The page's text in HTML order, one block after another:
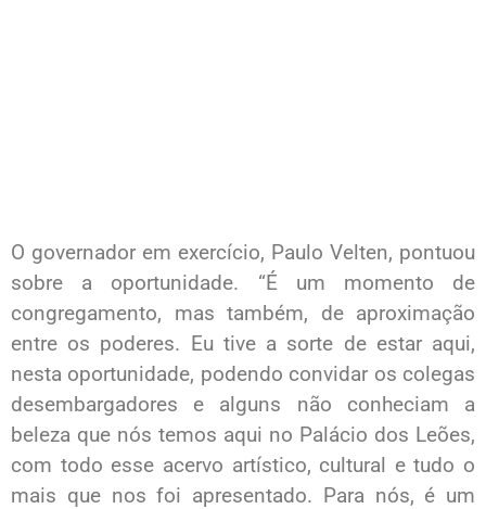
O governador em exercício, Paulo Velten, pontuou
sobre a oportunidade. “É um momento de
congregamento, mas também, de aproximação
entre os poderes. Eu tive a sorte de estar aqui,
nesta oportunidade, podendo convidar os colegas
desembargadores e alguns não conheciam a
beleza que nós temos aqui no Palácio dos Leões,
com todo esse acervo artístico, cultural e tudo o
mais que nos foi apresentado. Para nós, é um